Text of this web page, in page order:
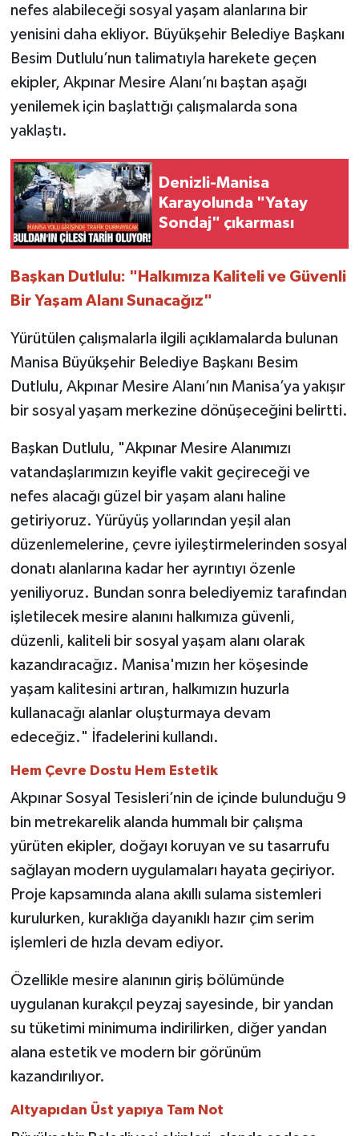
nefes alabileceği sosyal yaşam alanlarına bir
yenisini daha ekliyor. Büyükşehir Belediye Başkanı
Besim Dutlulu’nun talimatıyla harekete geçen
ekipler, Akpınar Mesire Alanı’nı baştan aşağı
yenilemek için başlattığı çalışmalarda sona
yaklaştı.
Denizli-Manisa
Karayolunda "Yatay
Sondaj" çıkarması
Başkan Dutlulu: "Halkımıza Kaliteli ve Güvenli
Bir Yaşam Alanı Sunacağız"
Yürütülen çalışmalarla ilgili açıklamalarda bulunan
Manisa Büyükşehir Belediye Başkanı Besim
Dutlulu, Akpınar Mesire Alanı’nın Manisa’ya yakışır
bir sosyal yaşam merkezine dönüşeceğini belirtti.
Başkan Dutlulu, "Akpınar Mesire Alanımızı
vatandaşlarımızın keyifle vakit geçireceği ve
nefes alacağı güzel bir yaşam alanı haline
getiriyoruz. Yürüyüş yollarından yeşil alan
düzenlemelerine, çevre iyileştirmelerinden sosyal
donatı alanlarına kadar her ayrıntıyı özenle
yeniliyoruz. Bundan sonra belediyemiz tarafından
işletilecek mesire alanını halkımıza güvenli,
düzenli, kaliteli bir sosyal yaşam alanı olarak
kazandıracağız. Manisa'mızın her köşesinde
yaşam kalitesini artıran, halkımızın huzurla
kullanacağı alanlar oluşturmaya devam
edeceğiz." İfadelerini kullandı.
Hem Çevre Dostu Hem Estetik
Akpınar Sosyal Tesisleri’nin de içinde bulunduğu 9
bin metrekarelik alanda hummalı bir çalışma
yürüten ekipler, doğayı koruyan ve su tasarrufu
sağlayan modern uygulamaları hayata geçiriyor.
Proje kapsamında alana akıllı sulama sistemleri
kurulurken, kuraklığa dayanıklı hazır çim serim
işlemleri de hızla devam ediyor.
Özellikle mesire alanının giriş bölümünde
uygulanan kurakçıl peyzaj sayesinde, bir yandan
su tüketimi minimuma indirilirken, diğer yandan
alana estetik ve modern bir görünüm
kazandırılıyor.
Altyapıdan Üst yapıya Tam Not